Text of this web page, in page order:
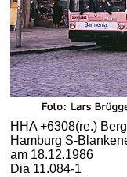
HHA +6308(re.)
Hamburg S-
am 18.12.1986
Dia 11.084-1